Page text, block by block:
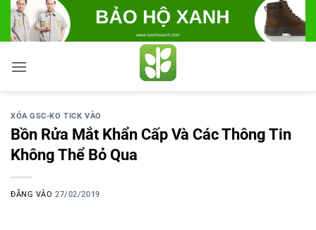
Bỏ
qua
nội
dung
XÓA GSC-KO TICK VÀO
Bồn Rửa Mắt Khẩn Cấp Và Các Thông Tin
Không Thể Bỏ Qua
ĐĂNG VÀO27/02/2019